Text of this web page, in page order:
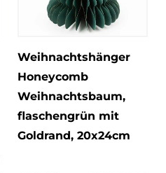
Weihnachtshänger
Honeycomb
Weihnachtsbaum,
flaschengrün mit
Goldrand, 20x24cm